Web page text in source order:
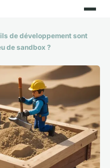
de développement sont
de sandbox ?